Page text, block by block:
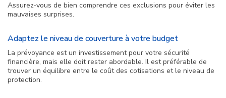
Assurez-vous de bien comprendre ces exclusions pour éviter les
mauvaises surprises.
Adaptez le niveau de couverture à votre budget
La prévoyance est un investissement pour votre sécurité
financière, mais elle doit rester abordable. Il est préférable de
trouver un équilibre entre le coût des cotisations et le niveau de
protection.